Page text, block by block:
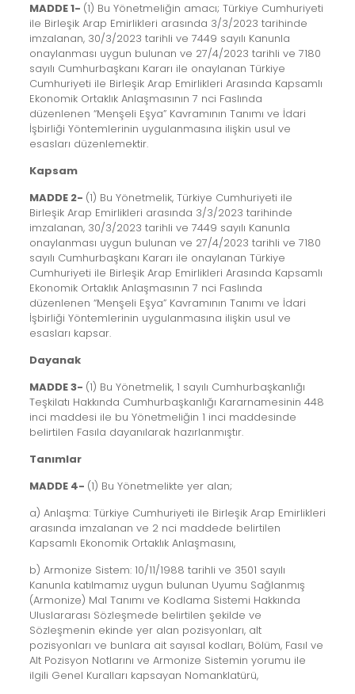
MADDE 1- (1) Bu Yönetmeliğin amacı; Türkiye Cumhuriyeti
ile Birleşik Arap Emirlikleri arasında 3/3/2023 tarihinde
imzalanan, 30/3/2023 tarihli ve 7449 sayılı Kanunla
onaylanması uygun bulunan ve 27/4/2023 tarihli ve 7180
sayılı Cumhurbaşkanı Kararı ile onaylanan Türkiye
Cumhuriyeti ile Birleşik Arap Emirlikleri Arasında Kapsamlı
Ekonomik Ortaklık Anlaşmasının 7 nci Faslında
düzenlenen “Menşeli Eşya” Kavramının Tanımı ve İdari
İşbirliği Yöntemlerinin uygulanmasına ilişkin usul ve
esasları düzenlemektir.
Kapsam
MADDE 2- (1) Bu Yönetmelik, Türkiye Cumhuriyeti ile
Birleşik Arap Emirlikleri arasında 3/3/2023 tarihinde
imzalanan, 30/3/2023 tarihli ve 7449 sayılı Kanunla
onaylanması uygun bulunan ve 27/4/2023 tarihli ve 7180
sayılı Cumhurbaşkanı Kararı ile onaylanan Türkiye
Cumhuriyeti ile Birleşik Arap Emirlikleri Arasında Kapsamlı
Ekonomik Ortaklık Anlaşmasının 7 nci Faslında
düzenlenen “Menşeli Eşya” Kavramının Tanımı ve İdari
İşbirliği Yöntemlerinin uygulanmasına ilişkin usul ve
esasları kapsar.
Dayanak
MADDE 3- (1) Bu Yönetmelik, 1 sayılı Cumhurbaşkanlığı
Teşkilatı Hakkında Cumhurbaşkanlığı Kararnamesinin 448
inci maddesi ile bu Yönetmeliğin 1 inci maddesinde
belirtilen Fasıla dayanılarak hazırlanmıştır.
Tanımlar
MADDE 4- (1) Bu Yönetmelikte yer alan;
a) Anlaşma: Türkiye Cumhuriyeti ile Birleşik Arap Emirlikleri
arasında imzalanan ve 2 nci maddede belirtilen
Kapsamlı Ekonomik Ortaklık Anlaşmasını,
b) Armonize Sistem: 10/11/1988 tarihli ve 3501 sayılı
Kanunla katılmamız uygun bulunan Uyumu Sağlanmış
(Armonize) Mal Tanımı ve Kodlama Sistemi Hakkında
Uluslararası Sözleşmede belirtilen şekilde ve
Sözleşmenin ekinde yer alan pozisyonları, alt
pozisyonları ve bunlara ait sayısal kodları, Bölüm, Fasıl ve
Alt Pozisyon Notlarını ve Armonize Sistemin yorumu ile
ilgili Genel Kuralları kapsayan Nomanklatürü,